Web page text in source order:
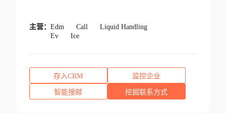
主营： Edm Call
Liquid Handling
Ev
Ice
存入CRM 监控企业
智能搜邮 挖掘联系方式